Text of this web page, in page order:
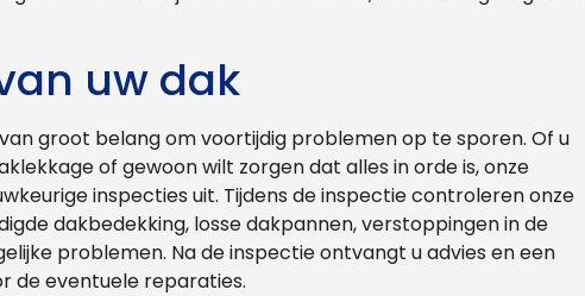
uw dak
groot belang om voortijdig problemen op te sporen. Of u
of gewoon wilt zorgen dat alles in orde is, onze
inspecties uit. Tijdens de inspectie controleren onze
dakbedekking, losse dakpannen, verstoppingen in de
problemen. Na de inspectie ontvangt u advies en een
de eventuele reparaties.